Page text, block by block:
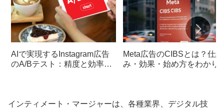
AIで実現するInstagram広告
のA/Bテスト：精度と効率を
Meta広告のCIBSとは？仕組
み・効果・始め方をわかり
インティメート・マージャーは、各種業界、デジタル技